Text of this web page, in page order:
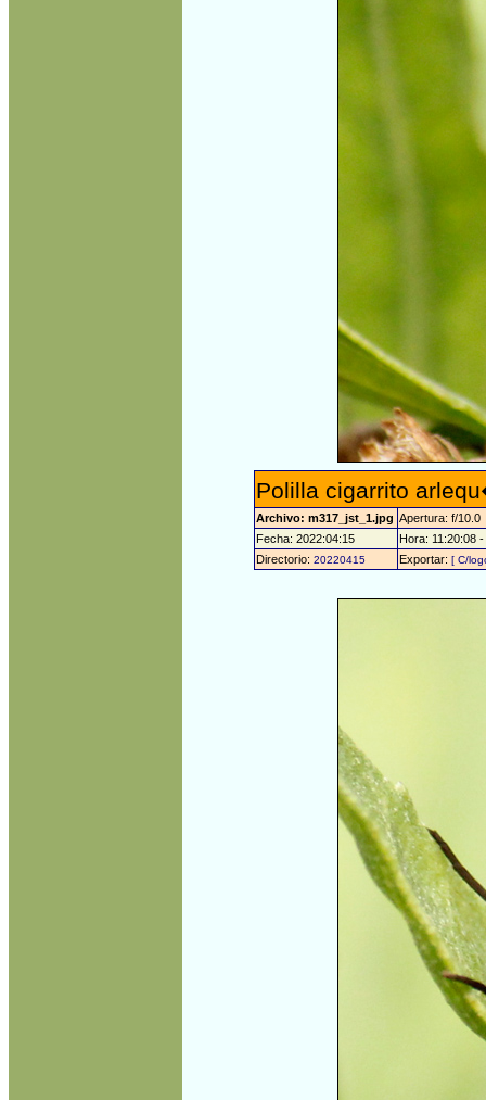
Polilla cigarrito
Archivo: m317_jst_1.jpg Apertura: f/10.0
Fecha: 2022:04:15
Hora: 11:20:08
Directorio:20220415 Exportar:[ C/